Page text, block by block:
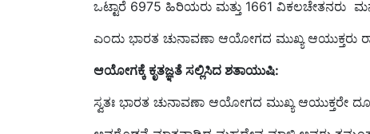
ಎಂದು ಭಾರತ ಚುನಾವಣಾ ಆಯೋಗದ ಮುಖ್ಯ ಆಯುಕ್ತರು
ಸ್ವತಃ ಭಾರತ ಚುನಾವಣಾ ಆಯೋಗದ ಮುಖ್ಯ ಆಯುಕ್ತರೇ
ಅವರೊಡನೆ ಮಾತನಾಡಿದ ಮಹದೇವ ಮಾಳಿ ಅವರು